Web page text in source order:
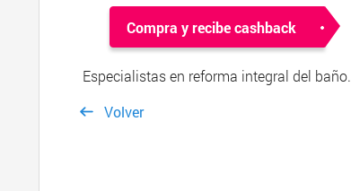
Compra y recibe cashback
Especialistas en reforma integral del baño.
Volver